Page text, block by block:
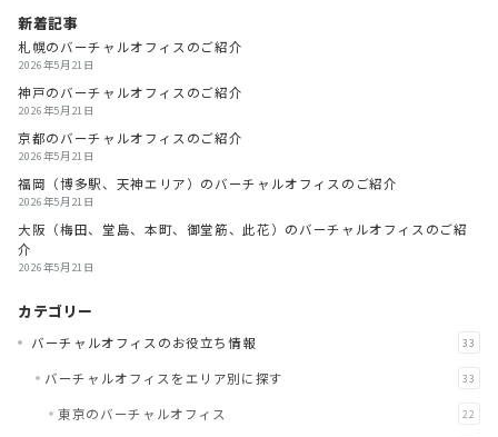
新着記事
札幌のバーチャルオフィスのご紹介
2026年5月21日
神戸のバーチャルオフィスのご紹介
2026年5月21日
京都のバーチャルオフィスのご紹介
2026年5月21日
福岡（博多駅、天神エリア）のバーチャルオフィスのご紹介
2026年5月21日
大阪（梅田、堂島、本町、御堂筋、此花）のバーチャルオフィスのご紹
介
2026年5月21日
カテゴリー
バーチャルオフィスのお役立ち情報 33
バーチャルオフィスをエリア別に探す 33
東京のバーチャルオフィス 22